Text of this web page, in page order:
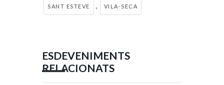
SANT ESTEVE , VILA-SECA
ESDEVENIMENTS
RELACIONATS